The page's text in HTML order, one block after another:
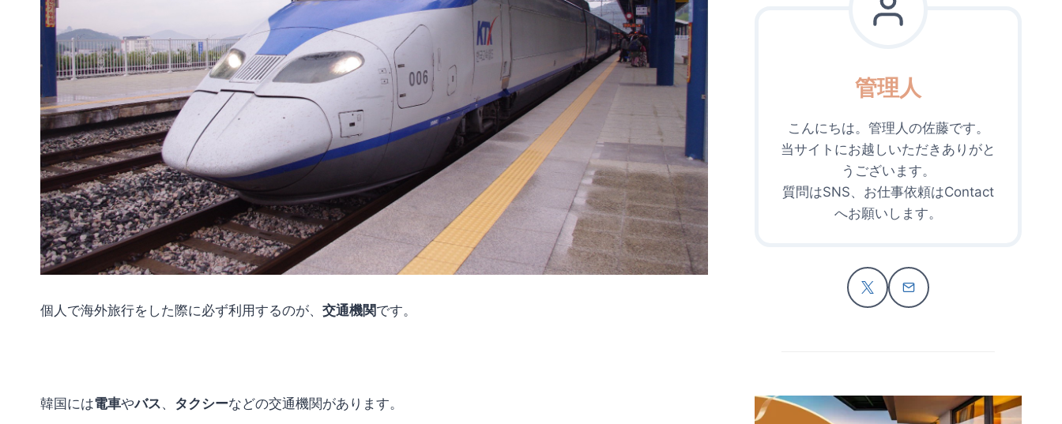
個人で海外旅行をした際に必ず利用するのが、 交通機関です。
韓国には電車やバス、 タクシーなどの交通機関があります。
管理人
こんにちは。管理人の佐藤です。
当サイトにお越しいただきありがと
うございます。
質問はSNS、お仕事依頼はContact
へお願いします。